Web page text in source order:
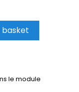
basket
le module